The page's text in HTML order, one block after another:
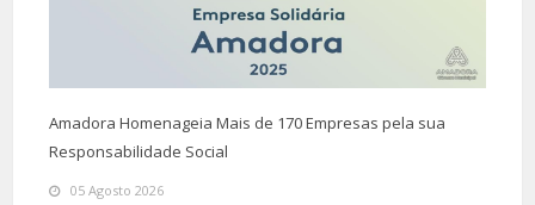
Amadora Homenageia Mais de 170 Empresas pela sua
Responsabilidade Social
05 Agosto 2026